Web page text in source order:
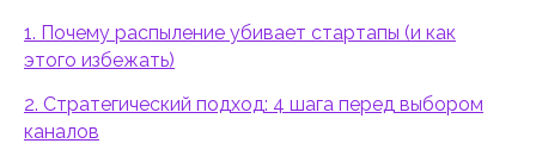
1. Почему распыление убивает стартапы (и как
этого избежать)
2. Стратегический подход: 4 шага перед выбором
каналов